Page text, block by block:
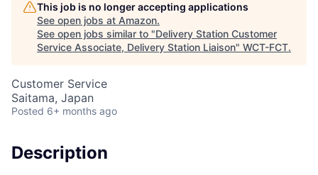
This job is no longer accepting applications
See open jobs at Amazon.
See open jobs similar to "Delivery Station Customer
Service Associate, Delivery Station Liaison" WCT-FCT.
Customer Service
Saitama, Japan
Posted 6+ months ago
Description